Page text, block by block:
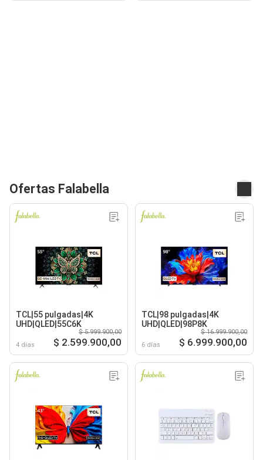
Ofertas Falabella
TCL|55 pulgadas|4K
UHD|QLED|55C6K
4 días
$ 5.999.900,00
$ 2.599.900,00
TCL|98 pulgadas|4K
UHD|QLED|98P8K
6 días
$ 16.999.900,00
$ 6.999.900,00